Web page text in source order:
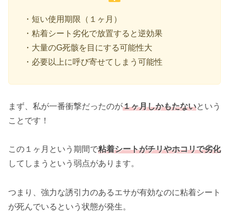
・短い使用期限（１ヶ月）
・粘着シート劣化で放置すると逆効果
・大量のG死骸を目にする可能性大
・必要以上に呼び寄せてしまう可能性
まず、私が一番衝撃だったのが１ヶ月しかもたないという
ことです！
この１ヶ月という期間で粘着シートがチリやホコリで劣化
してしまうという弱点があります。
つまり、強力な誘引力のあるエサが有効なのに粘着シート
が死んでいるという状態が発生。